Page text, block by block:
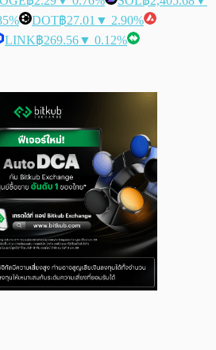
DOT฿27.01 ▼ 2.90%
LINK฿269.56▼ 0.12%